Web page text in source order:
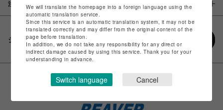
注意事項
シェアする
We will translate the homepage into a foreign language using the
automatic translation service.
Since this service is an automatic translation system, it may not be
translated correctly and may differ from the original content of the
page before translation.
In addition, we do not take any responsibility for any direct or
indirect damage caused by using this service. Thank you for your
understanding in advance.
Switch language Cancel